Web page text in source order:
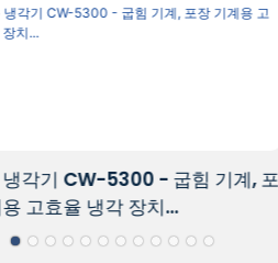
정용 냉각수 냉각 시스템 CW-
각 용량 3140W)